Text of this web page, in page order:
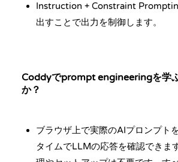
Instruction + Constraint
出すことで出力を制御します。
Coddyでprompt engineeringを学
か？
ブラウザ上で実際のAIプロンプト
タイムでLLMの応答を確認できま